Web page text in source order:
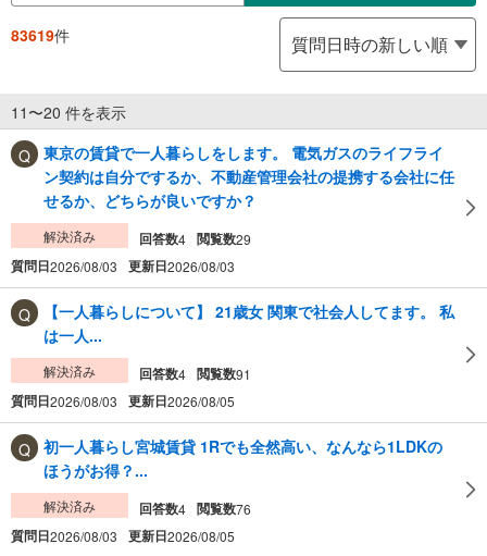
83619件
11〜20 件を表示
東京の賃貸で一人暮らしをします。 電気ガスのライフライ
ン契約は自分でするか、不動産管理会社の提携する会社に任
せるか、どちらが良いですか？
解決済み 回答数4 閲覧数29
質問日2026/08/03 更新日2026/08/03
【一人暮らしについて】 21歳女 関東で社会人してます。 私
は一人...
解決済み 回答数4 閲覧数91
質問日2026/08/03 更新日2026/08/05
初一人暮らし宮城賃貸 1Rでも全然高い、なんなら1LDKの
ほうがお得？...
解決済み 回答数4 閲覧数76
質問日2026/08/03 更新日2026/08/05